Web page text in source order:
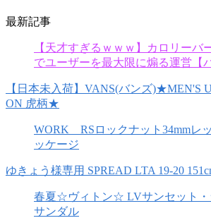
最新記事
【天才すぎるｗｗｗ】カロリーバ
でユーザーを最大限に煽る運営【
【日本未入荷】VANS(バンズ)★MEN'S
ON 虎柄★
WORK RSロックナット34mmレ
ッケージ
ゆきょう様専用 SPREAD LTA 19-20
春夏☆ヴィトン☆ LVサンセット・
サンダル